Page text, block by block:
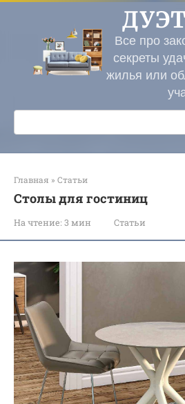
Перейти
контенту
Все про
секреты
жилья или
Поиск:
Главная » Статьи
Столы для гостиниц
На чтение: 3 мин Статьи